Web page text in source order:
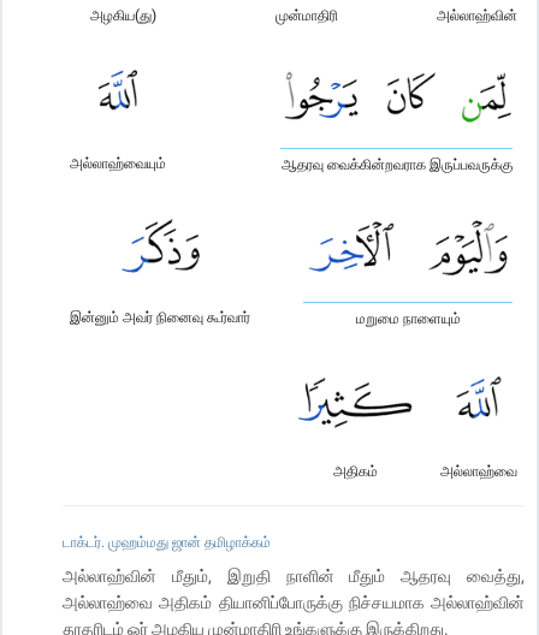
அல்லாஹ்வின்
முன்மாதிரி
அழகிய(து)
ஆதரவு வைக்கின்றவராக இருப்பவருக்கு
அல்லாஹ்வையும்
மறுமை நாளையும்
இன்னும் அவர் நினைவு கூர்வார்
அல்லாஹ்வை
அதிகம்
டாக்டர். முஹம்மது ஜான் தமிழாக்கம்
அல்லாஹ்வின் மீதும், இறுதி நாளின் மீதும் ஆதரவு வைத்து,
அல்லாஹ்வை அதிகம் தியானிப்போருக்கு நிச்சயமாக அல்லாஹ்வின்
தூதரிடம் ஓர் அழகிய முன்மாதிரி உங்களுக்கு இருக்கிறது.